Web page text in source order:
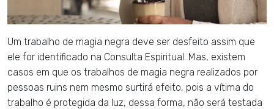
Um trabalho de magia negra deve ser desfeito assim que
ele for identificado na Consulta Espiritual. Mas, existem
casos em que os trabalhos de magia negra realizados por
pessoas ruins nem mesmo surtirá efeito, pois a vítima do
trabalho é protegida da luz, dessa forma, não será testada